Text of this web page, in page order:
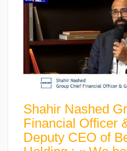
Shahir Nashed
Financial Officer
Deputy CEO of